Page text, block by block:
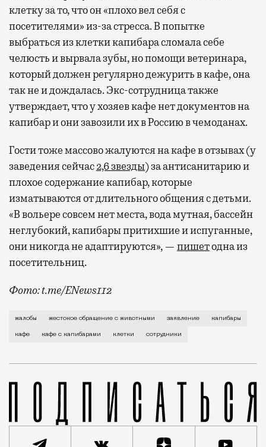
клетку за то, что он «плохо вел себя с
посетителями» из-за стресса. В попытке
выбраться из клетки капибара сломала себе
челюсть и вырвала зубы, но помощи ветеринара,
который должен регулярно дежурить в кафе, она
так не и дождалась. Экс-сотрудница также
утверждает, что у хозяев кафе нет документов на
капибар и они завозили их в Россию в чемоданах.
Гости тоже массово жалуются на кафе в отзывах (у
заведения сейчас2,6 звезды) за антисанитарию и
плохое содержание капибар, которые
изматываются от длительного общения с детьми.
«В вольере совсем нет места, вода мутная, бассейн
неглубокий, капибары притихшие и испуганные,
они никогда не адаптируются», — пишетодна из
посетительниц.
Фото: t.me/ENews112
С момента открытия нового контактного кафе с
жалобы жестокое обращение с животными заявление капибары
кафе кафе с капибарами клетки сотрудники